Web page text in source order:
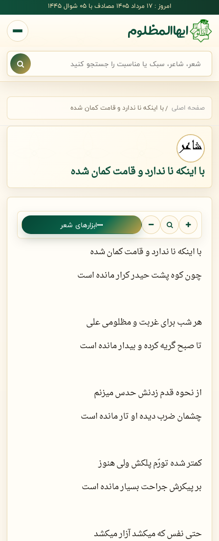
پرش به محتوای اصلی
امروز : 17 مرداد 1405 مصادف با ۰۵ شوال ۱۴۴۵
ایهاالمظلوم
جستجوی سریع شعر
صفحه اصلی با اینکه نا ندارد و قامت کمان شده
با اینکه نا ندارد و قامت کمان شده
ابزارهای شعر
با اینکه نا ندارد و قامت کمان شده
چون کوه پشت حیدر کرار مانده است
هر شب برای غربت و مظلومی علی
تا صبح گریه کرده و بیدار مانده است
از نحوه قدم زدنش حدس میزنم
چشمان ضرب دیده او تار مانده است
کمتر شده تورّم پلکش ولی هنوز
بر پیکرش جراحت بسیار مانده است
حتی نفس که میکشد آزار میکشد